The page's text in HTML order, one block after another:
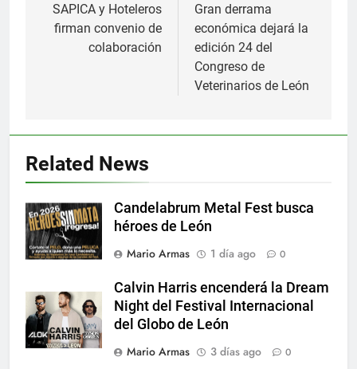
de
entradas
SAPICA y Hoteleros
firman convenio de
colaboración
Gran derrama
económica dejará la
edición 24 del
Congreso de
Veterinarios de León
Related News
Candelabrum Metal Fest busca
héroes de León
Mario Armas
1 día ago 0
Calvin Harris encenderá la Dream
Night del Festival Internacional
del Globo de León
Mario Armas
3 días ago 0